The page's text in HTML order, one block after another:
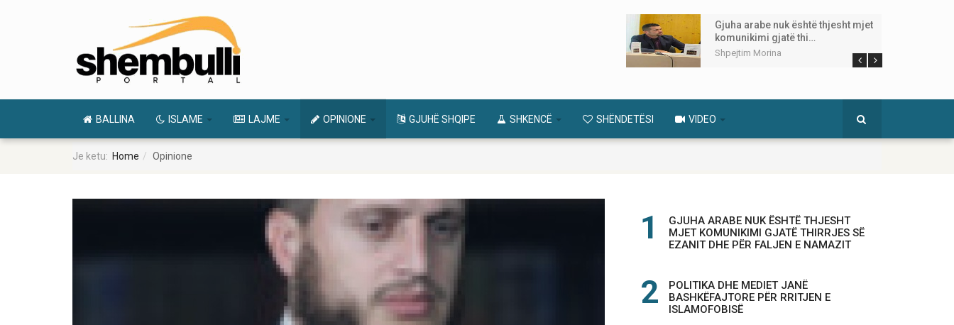
Gjuha arabe nuk është thjesht mjet
komunikimi gjatë thi…
Shpejtim Morina
BALLINA ISLAME LAJME OPINIONE GJUHË SHQIPE SHKENCË SHËNDETËSI VIDEO
Je ketu: Home Opinione
GJUHA ARABE NUK ËSHTË THJESHT
MJET KOMUNIKIMI GJATË THIRRJES SË
EZANIT DHE PËR FALJEN E NAMAZIT
POLITIKA DHE MEDIET JANË
BASHKËFAJTORE PËR RRITJEN E
ISLAMOFOBISË